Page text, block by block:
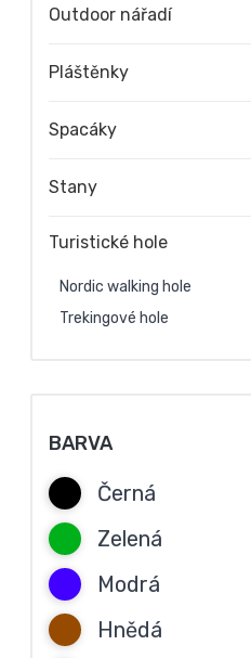
Outdoor nářadí
Pláštěnky
Spacáky
Stany
Turistické hole
Nordic walking hole
Trekingové hole
BARVA
Černá
Zelená
Modrá
Hnědá